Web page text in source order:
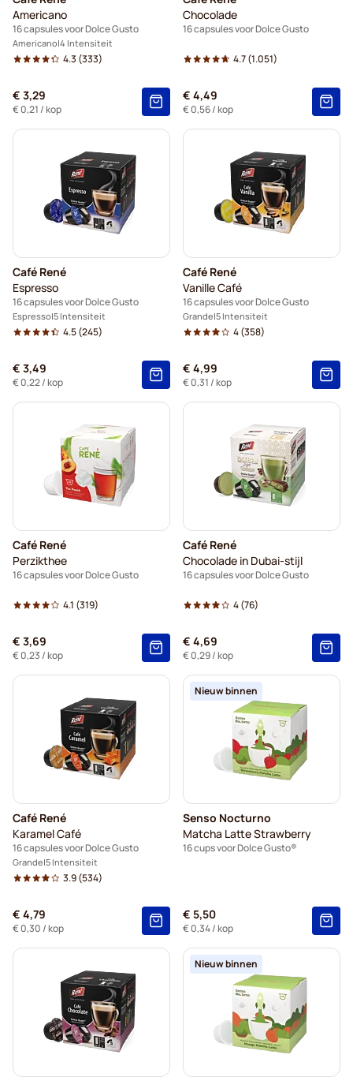
Americano
16 capsules voor Dolce Gusto
Americano 4 Intensiteit
4.3 (333)
€ 3,29
€ 0,21 / kop
Chocolade
16 capsules voor Dolce Gusto
4.7(1.051)
€ 4,49
€ 0,56/ kop
Café René
Espresso
16 capsules voor Dolce Gusto
Espresso 5 Intensiteit
4.5(245)
€ 3,49
€ 0,22/ kop
Café René
Vanille Café
16 capsules voor Dolce Gusto
Grande 5 Intensiteit
4(358)
€ 4,99
€ 0,31 / kop
Café René
Perzikthee
16 capsules voor Dolce Gusto
4.1 (319)
€ 3,69
€ 0,23 / kop
Café René
Chocolade in Dubai-stijl
16 capsules voor Dolce Gusto
4(76)
€ 4,69
€ 0,29/ kop
Café René
Karamel Café
16 capsules voor Dolce Gusto
Grande 5 Intensiteit
3.9(534)
€ 4,79
€ 0,30 / kop
Nieuw binnen
Senso Nocturno
Matcha Latte Strawberry
16 cups voor Dolce Gusto®
€ 5,50
€ 0,34/ kop
Nieuw binnen